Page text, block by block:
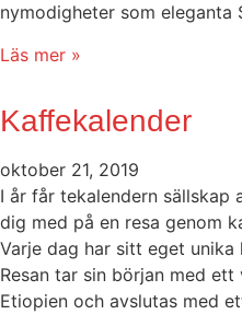
nymodigheter som eleganta
Läs mer »
Kaffekalender
oktober 21, 2019
I år får tekalendern sällskap
dig med på en resa genom
Varje dag har sitt eget
Resan tar sin början med
Etiopien och avslutas med